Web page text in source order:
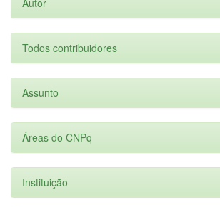
Autor
Todos contribuidores
Assunto
Áreas do CNPq
Instituição